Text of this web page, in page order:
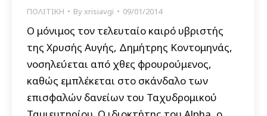
ΠΟΛΙΤΙΚΗ Byxrisiavgi 09/01/2014
Ο μόνιμος τον τελευταίο καιρό υβριστής
της Χρυσής Αυγής, Δημήτρης Κοντομηνάς,
νοσηλεύεται από χθες φρουρούμενος,
καθώς εμπλέκεται στο σκάνδαλο των
επισφαλών δανείων του Ταχυδρομικού